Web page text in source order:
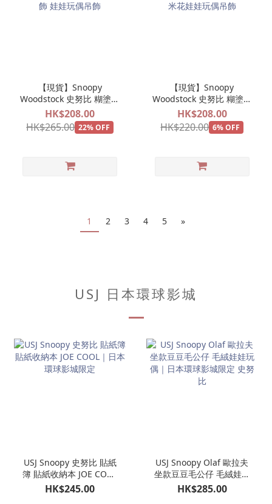
【現貨】Snoopy
Woodstock 史努比 糊塗塌
客 遊樂場系列 旋轉木馬公
仔掛飾 娃娃玩偶吊飾
HK$208.00
HK$265.00 22% OFF
【現貨】Snoopy
Woodstock 史努比 糊塗塌
客 遊樂場系列 爆谷公仔掛
飾 爆米花娃娃玩偶吊飾
HK$208.00
HK$220.00 6% OFF
1 2 3 4 5 »
USJ 日本環球影城
USJ Snoopy 史努比 貼紙
簿 貼紙收納本 JOE COOL
｜日本環球影城限定
HK$245.00
USJ Snoopy Olaf 歐拉夫
坐款豆豆毛公仔 毛絨娃娃
玩偶｜日本環球影城限定
史努比
HK$285.00